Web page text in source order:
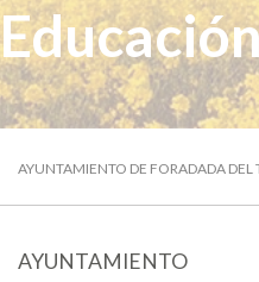
AYUNTAMIENTO DE FORADADA DEL
AYUNTAMIENTO